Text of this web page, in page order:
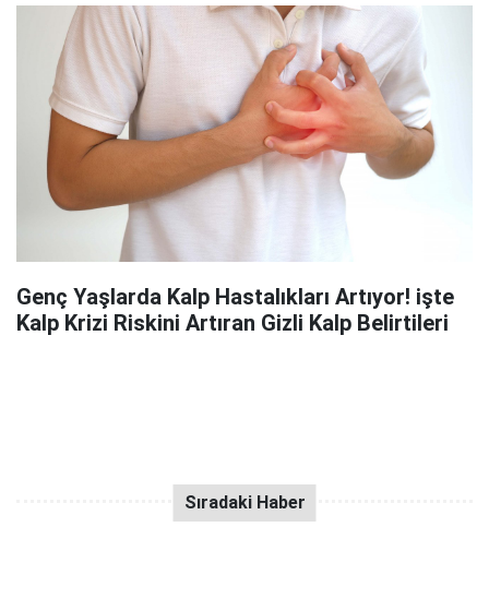
Genç Yaşlarda Kalp Hastalıkları Artıyor! işte
Kalp Krizi Riskini Artıran Gizli Kalp Belirtileri